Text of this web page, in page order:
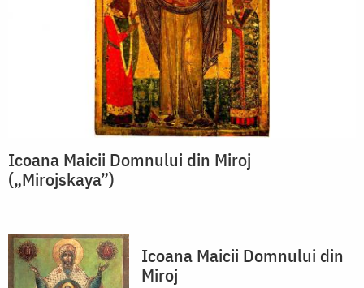
Icoana Maicii Domnului din Miroj
(„Mirojskaya”)
Icoana Maicii Domnului din
Miroj